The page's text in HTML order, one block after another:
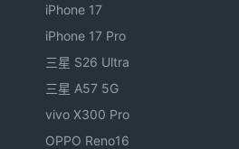
高靈敏晶片
快速定位
景點導航、二維條碼導航功能
6.0 作業系統
能
iPhone 17
iPhone 17 Pro
三星 S26 Ultra
三星 A57 5G
vivo X300 Pro
OPPO Reno16